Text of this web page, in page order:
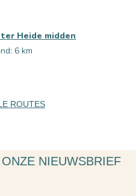
Heide midden
6 km
ROUTES
NIEUWSBRIEF